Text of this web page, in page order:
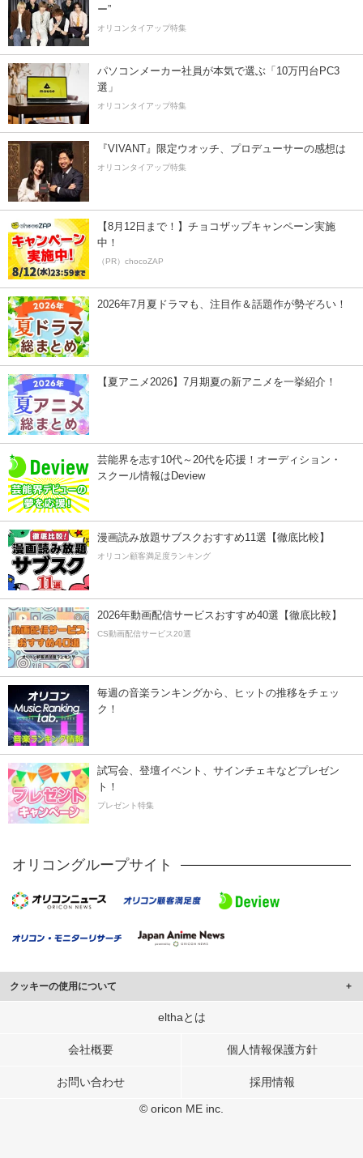
ー”
オリコンタイアップ特集
パソコンメーカー社員が本気で選ぶ「10万円台PC3
選」
オリコンタイアップ特集
『VIVANT』限定ウオッチ、プロデューサーの感想は
オリコンタイアップ特集
【8月12日まで！】チョコザップキャンペーン実施
中！
（PR）chocoZAP
2026年7月夏ドラマも、注目作＆話題作が勢ぞろい！
【夏アニメ2026】7月期夏の新アニメを一挙紹介！
芸能界を志す10代～20代を応援！オーディション・
スクール情報はDeview
漫画読み放題サブスクおすすめ11選【徹底比較】
オリコン顧客満足度ランキング
2026年動画配信サービスおすすめ40選【徹底比較】
CS動画配信サービス20選
毎週の音楽ランキングから、ヒットの推移をチェッ
ク！
試写会、登壇イベント、サインチェキなどプレゼン
ト！
プレゼント特集
オリコングループサイト
クッキーの使用について
このサイトでは Cookie を使用して、ユーザーに合わせたコンテンツや広告の
行っています。
メディアや広告配信、データ解析の各パートナーに提供しています。
elthaとは
会社概要 個人情報保護方針
お問い合わせ 採用情報
© oricon ME inc.